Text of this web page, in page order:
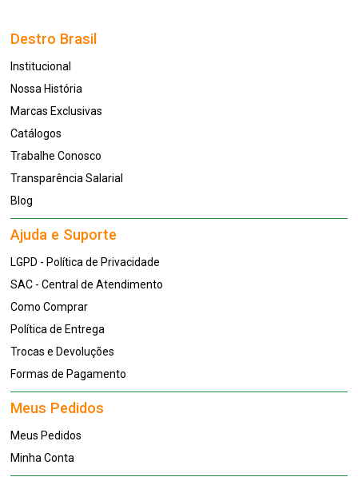
Destro Brasil
Institucional
Nossa História
Marcas Exclusivas
Catálogos
Trabalhe Conosco
Transparência Salarial
Blog
Ajuda e Suporte
LGPD - Política de Privacidade
SAC - Central de Atendimento
Como Comprar
Política de Entrega
Trocas e Devoluções
Formas de Pagamento
Meus Pedidos
Meus Pedidos
Minha Conta